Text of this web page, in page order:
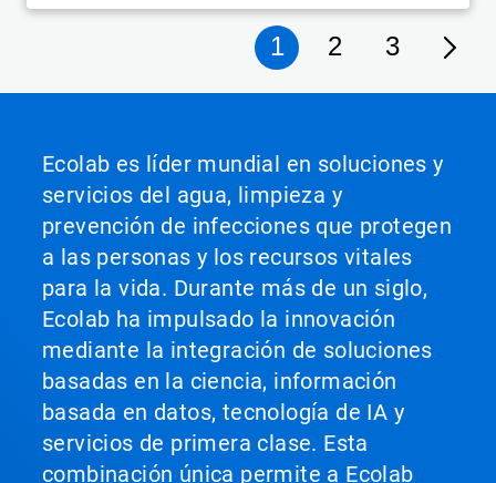
1 2 3
Ecolab es líder mundial en soluciones y
servicios del agua, limpieza y
prevención de infecciones que protegen
a las personas y los recursos vitales
para la vida. Durante más de un siglo,
Ecolab ha impulsado la innovación
mediante la integración de soluciones
basadas en la ciencia, información
basada en datos, tecnología de IA y
servicios de primera clase. Esta
combinación única permite a Ecolab